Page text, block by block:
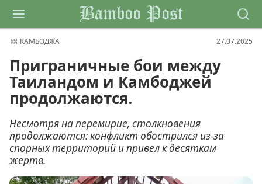
Bamboo Post
КАМБОДЖА 27.07.2025
Приграничные бои между
Таиландом и Камбоджей
продолжаются.
Несмотря на перемирие, столкновения
продолжаются: конфликт обострился из-за
спорных территорий и привел к десяткам
жертв.